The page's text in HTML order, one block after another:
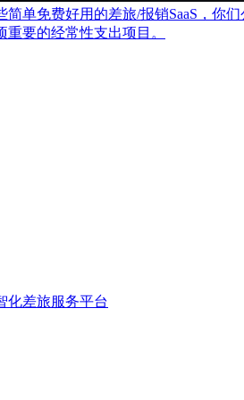
单免费好用的差旅/报销SaaS，你们
要的经常性支出项目。
化差旅服务平台